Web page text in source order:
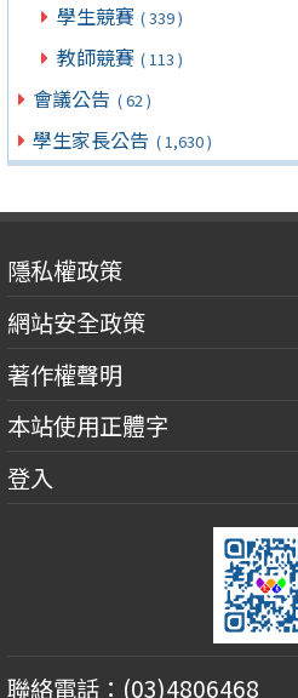
學生競賽 ( 339 )
教師競賽 ( 113 )
會議公告 ( 62 )
學生家長公告 ( 1,630 )
隱私權政策
網站安全政策
著作權聲明
本站使用正體字
登入
聯絡電話：(03)4806468